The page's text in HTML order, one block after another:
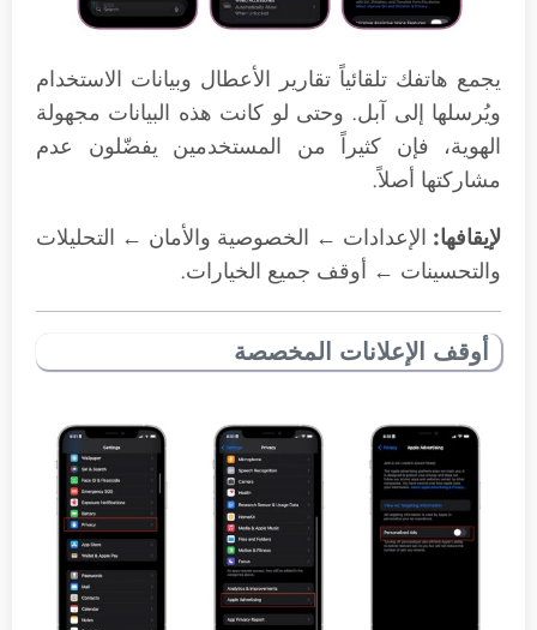
يجمع هاتفك تلقائياً تقارير الأعطال وبيانات الاستخدام
ويُرسلها إلى آبل. وحتى لو كانت هذه البيانات مجهولة
الهوية، فإن كثيراً من المستخدمين يفضّلون عدم
مشاركتها أصلاً.
لإيقافها: الإعدادات ← الخصوصية والأمان ← التحليلات
والتحسينات ← أوقف جميع الخيارات.
أوقف الإعلانات المخصصة